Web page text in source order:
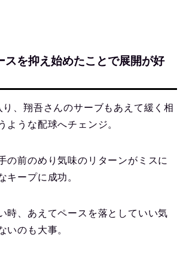
スを抑え始めたことで展開が好
、翔吾さんのサーブもあえて緩く相
ような配球へチェンジ。
の前のめり気味のリターンがミスに
キープに成功。
時、あえてペースを落としていい気
いのも大事。